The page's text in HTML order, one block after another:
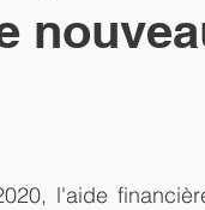
l'aide